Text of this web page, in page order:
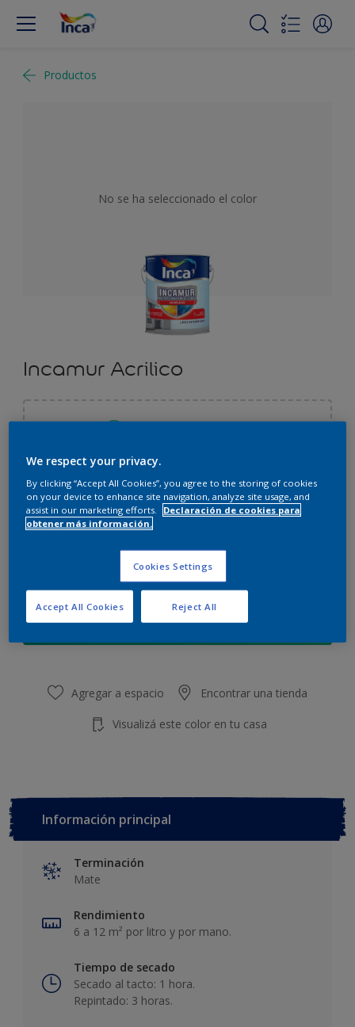
Productos
No se ha seleccionado el color
Incamur Acrilico
3,6L
3,6L
20L
Agregar a la lista de deseos
Agregar a espacio Encontrar una tienda
Visualizá este color en tu casa
Información principal
Terminación
Mate
Rendimiento
6 a 12 m² por litro y por mano.
Tiempo de secado
Secado al tacto: 1 hora.
Repintado: 3 horas.
We respect your privacy.
By clicking “Accept All Cookies”, you agree to the storing of cookies
on your device to enhance site navigation, analyze site usage, and
assist in our marketing efforts.
Declaración de cookies para
obtener más información.
Cookies Settings
Reject All
Accept All Cookies